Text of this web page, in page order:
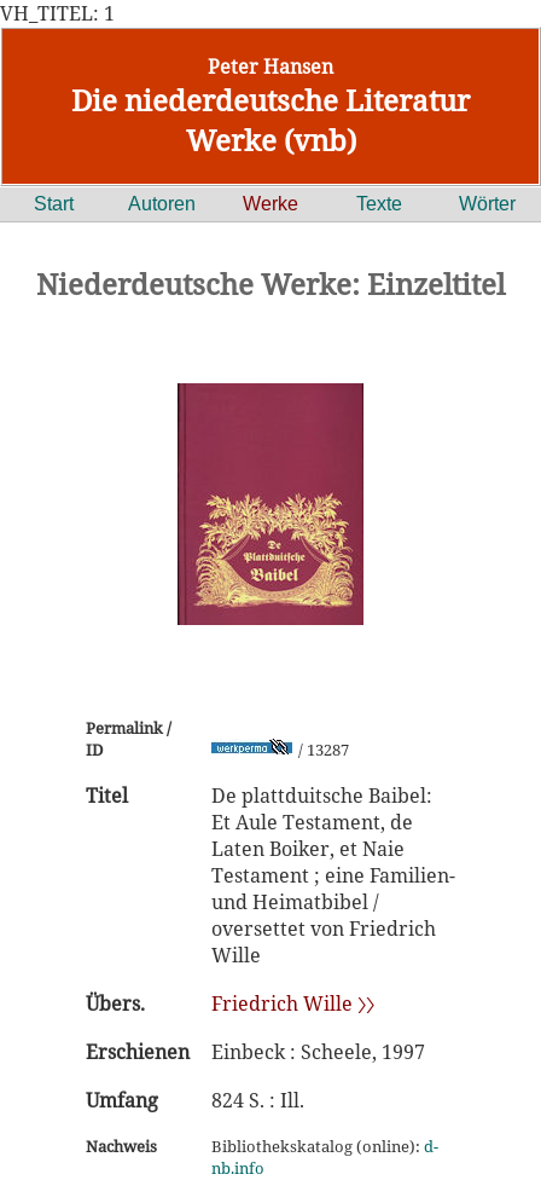
VH_TITEL: 1
Peter Hansen
Die niederdeutsche Literatur
Werke (vnb)
Start Autoren Werke Texte Wörter
Niederdeutsche Werke: Einzeltitel
Permalink /
ID
/ 13287
Titel
De plattduitsche Baibel:
Et Aule Testament, de
Laten Boiker, et Naie
Testament ; eine Familien-
und Heimatbibel /
oversettet von Friedrich
Wille
Übers.
Friedrich Wille 〉〉
Erschienen
Einbeck : Scheele, 1997
Umfang
824 S. : Ill.
Nachweis Bibliothekskatalog (online): d-
nb.info